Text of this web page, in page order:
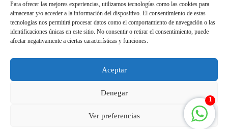
Para ofrecer las mejores experiencias, utilizamos tecnologías como las cookies para
almacenar y/o acceder a la información del dispositivo. El consentimiento de estas
tecnologías nos permitirá procesar datos como el comportamiento de navegación o las
identificaciones únicas en este sitio. No consentir o retirar el consentimiento, puede
afectar negativamente a ciertas características y funciones.
Aceptar
Denegar
Ver preferencias
1